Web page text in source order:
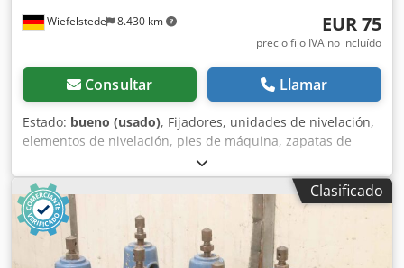
Wiefelstede 8.430 km EUR 75
precio fijo IVA no incluído
Consultar Llamar
Estado: bueno (usado), Fijadores, unidades de nivelación,
elementos de nivelación, pies de máquina, zapatas de
nivelación, cimientos de máquina, zapata de cuña, soporte
de máquina, pie nivelador Dsdpfx Adew U Rf Ssqokr -
Fijadores: para máquinas herramienta e instalaciones, 3
unidades -Altura mín.: 50 mm -Altura máx.: 62 mm -
Entrega/Precio: completo -Dimensiones: 165/75/Alt.58 mm
-Peso: 2,6 kg/unidad
Clasificado